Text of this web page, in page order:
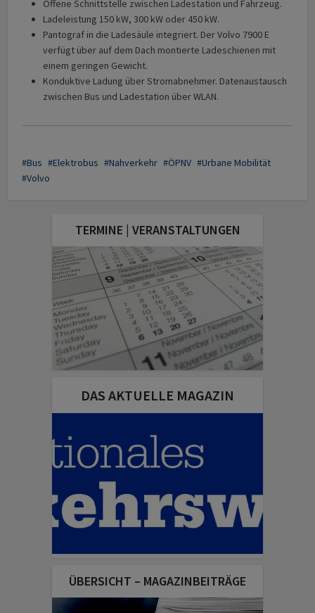
Offene Schnittstelle zwischen Ladestation und Fahrzeug.
Ladeleistung 150 kW, 300 kW oder 450 kW.
Pantograf in die Ladesäule integriert. Der Volvo 7900 E
verfügt über auf dem Dach montierte Ladeschienen mit
einem geringen Gewicht.
Konduktive Ladung über Stromabnehmer. Datenaustausch
zwischen Bus und Ladestation über WLAN.
Bus Elektrobus Nahverkehr ÖPNV
Urbane Mobilität
Volvo
TERMINE | VERANSTALTUNGEN
DAS AKTUELLE MAGAZIN
ÜBERSICHT – MAGAZINBEITRÄGE